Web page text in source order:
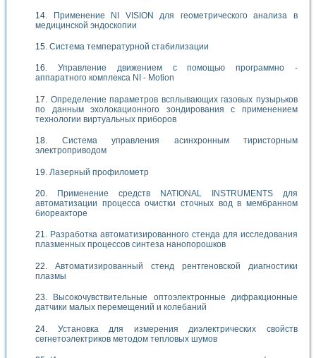
Применение NI VISION для геометрического анализа в
медицинской эндоскопии
Система температурной стабилизации
Управление движением с помощью программно -
аппаратного комплекса NI - Motion
Определение параметров всплывающих газовых пузырьков
по данным эхолокационного зондирования с применением
технологии виртуальных приборов
Система управления асинхронным тиристорным
электроприводом
Лазерный профилометр
Применение средств NATIONAL INSTRUMENTS для
автоматизации процесса очистки сточных вод в мембранном
биореакторе
Разработка автоматизированного стенда для исследования
плазменных процессов синтеза нанопорошков
Автоматизированный стенд рентгеновской диагностики
плазмы
Высокочувствительные оптоэлектронные дифракционные
датчики малых перемещений и колебаний
Установка для измерения диэлектрических свойств
сегнетоэлектриков методом тепловых шумов